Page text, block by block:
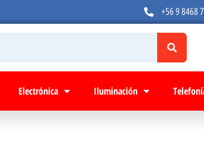
+56 9 8468
Electrónica Iluminación